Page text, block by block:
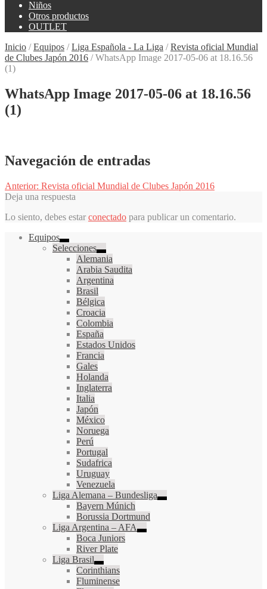
Niños
Otros productos
OUTLET
Inicio /Equipos /Liga Española - La Liga /Revista oficial Mundial
de Clubes Japón 2016 /WhatsApp Image 2017-05-06 at 18.16.56
(1)
WhatsApp Image 2017-05-06 at 18.16.56
(1)
Navegación de entradas
Anterior: Revista oficial Mundial de Clubes Japón 2016
Deja una respuesta
Lo siento, debes estar conectado para publicar un comentario.
Equipos
Selecciones
Alemania
Arabia Saudita
Argentina
Brasil
Bélgica
Croacia
Colombia
España
Estados Unidos
Francia
Gales
Holanda
Inglaterra
Italia
Japón
México
Noruega
Perú
Portugal
Sudafrica
Uruguay
Venezuela
Liga Alemana – Bundesliga
Bayern Múnich
Borussia Dortmund
Liga Argentina – AFA
Boca Juniors
River Plate
Liga Brasil
Corinthians
Fluminense